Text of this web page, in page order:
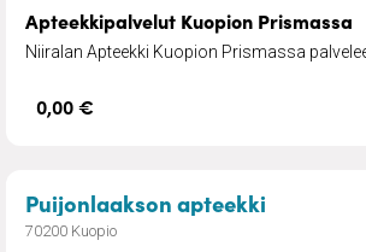
Apteekkipalvelut Kuopion Prismassa
Niiralan Apteekki Kuopion Prismassa
0,00 €
Puijonlaakson apteekki
70200 Kuopio